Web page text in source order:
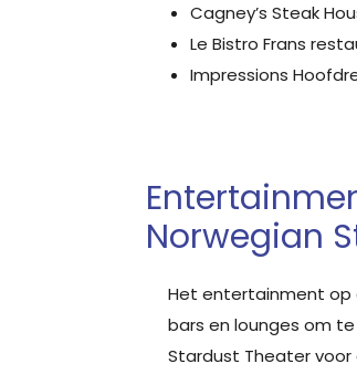
Cagney’s Steak
Le Bistro Frans
Impressions
Norwegian
Het entertainment op
bars en lounges om
Stardust Theater